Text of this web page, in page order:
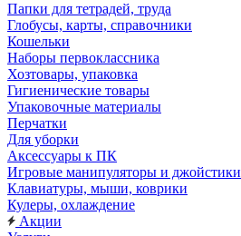
Папки для тетрадей, труда
Глобусы, карты, справочники
Кошельки
Наборы первоклассника
Хозтовары, упаковка
Гигиенические товары
Упаковочные материалы
Перчатки
Для уборки
Аксессуары к ПК
Игровые манипуляторы и джойстики
Клавиатуры, мыши, коврики
Кулеры, охлаждение
Акции